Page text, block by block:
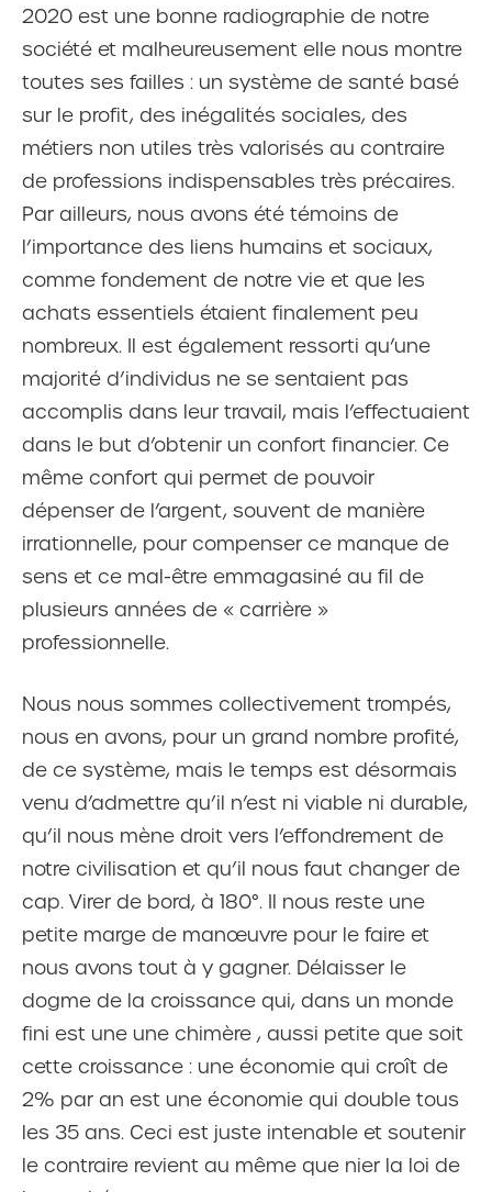
2020 est une bonne radiographie de notre
société et malheureusement elle nous montre
toutes ses failles : un système de santé basé
sur le profit, des inégalités sociales, des
métiers non utiles très valorisés au contraire
de professions indispensables très précaires.
Par ailleurs, nous avons été témoins de
l’importance des liens humains et sociaux,
comme fondement de notre vie et que les
achats essentiels étaient finalement peu
nombreux. Il est également ressorti qu’une
majorité d’individus ne se sentaient pas
accomplis dans leur travail, mais l’effectuaient
dans le but d’obtenir un confort financier. Ce
même confort qui permet de pouvoir
dépenser de l’argent, souvent de manière
irrationnelle, pour compenser ce manque de
sens et ce mal-être emmagasiné au fil de
plusieurs années de « carrière »
professionnelle.
Nous nous sommes collectivement trompés,
nous en avons, pour un grand nombre profité,
de ce système, mais le temps est désormais
venu d’admettre qu’il n’est ni viable ni durable,
qu’il nous mène droit vers l’effondrement de
notre civilisation et qu’il nous faut changer de
cap. Virer de bord, à 180°. Il nous reste une
petite marge de manœuvre pour le faire et
nous avons tout à y gagner. Délaisser le
dogme de la croissance qui, dans un monde
fini est une une chimère , aussi petite que soit
cette croissance : une économie qui croît de
2% par an est une économie qui double tous
les 35 ans. Ceci est juste intenable et soutenir
le contraire revient au même que nier la loi de